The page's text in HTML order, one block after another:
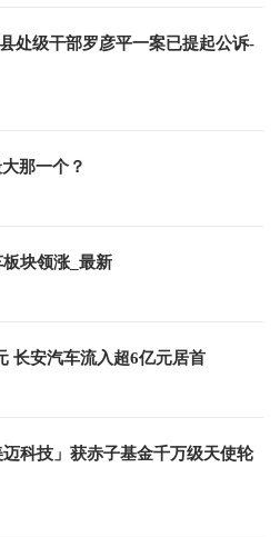
处级干部罗彦平一案已提起公诉-
那一个？
块领涨_最新
长安汽车流入超6亿元居首
科技」获赤子基金千万级天使轮